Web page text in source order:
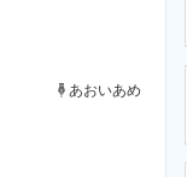
あおいあめ